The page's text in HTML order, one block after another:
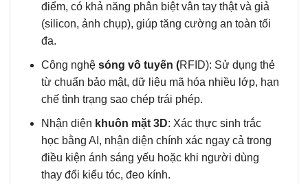
điểm, có khả năng phân biệt vân tay thật và giả
(silicon, ảnh chụp), giúp tăng cường an toàn tối
đa.
Công nghệ sóng vô tuyến (RFID): Sử dụng thẻ
từ chuẩn bảo mật, dữ liệu mã hóa nhiều lớp, hạn
chế tình trạng sao chép trái phép.
Nhận diện khuôn mặt 3D: Xác thực sinh trắc
học bằng AI, nhận diện chính xác ngay cả trong
điều kiện ánh sáng yếu hoặc khi người dùng
thay đổi kiểu tóc, đeo kính.